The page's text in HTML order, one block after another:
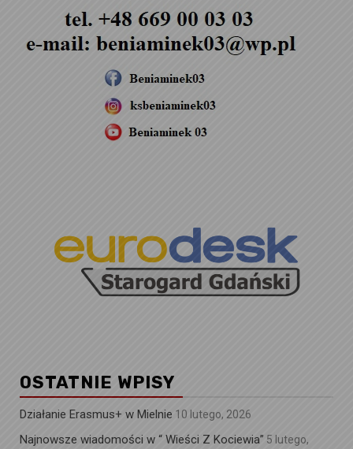
OSTATNIE WPISY
Działanie Erasmus+ w Mielnie 10 lutego, 2026
Najnowsze wiadomości w “ Wieści Z Kociewia” 5 lutego,